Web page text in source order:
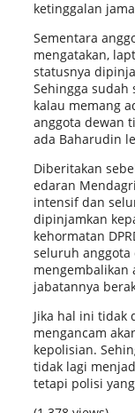
ketinggalan
Sementara
mengatakan,
statusnya
Sehingga sudah
kalau memang
anggota dewan
ada Baharudin
Diberitakan
edaran
intensif dan
dipinjamkan
kehormatan
seluruh anggota
mengembalikan
jabatannya
Jika hal ini tidak
mengancam
kepolisian.
tidak lagi
tetapi polisi